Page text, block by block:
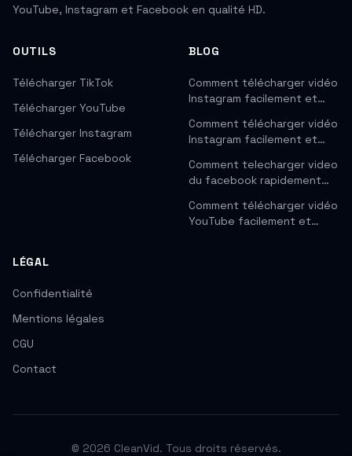
YouTube, Instagram et Facebook en qualité HD.
OUTILS
Télécharger TikTok
Télécharger YouTube
Télécharger Instagram
Télécharger Facebook
BLOG
Comment télécharger vidéo
Instagram facilement et…
Comment télécharger vidéo
Instagram facilement et…
Comment telecharger video
du facebook rapidement…
Comment télécharger vidéo
YouTube facilement et…
LÉGAL
Confidentialité
Mentions légales
CGU
Contact
© 2026 CleanVid. Tous droits réservés.